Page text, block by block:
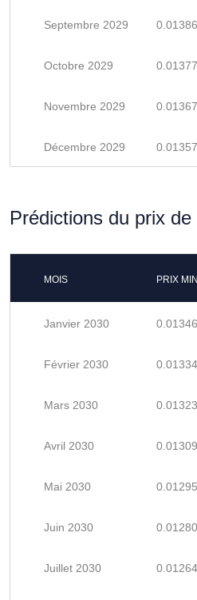
Septembre 2029
Octobre 2029
Novembre 2029
Décembre 2029
Prédictions du prix
MOIS PRIX
Janvier 2030
Février 2030
Mars 2030
Avril 2030
Mai 2030
Juin 2030
Juillet 2030